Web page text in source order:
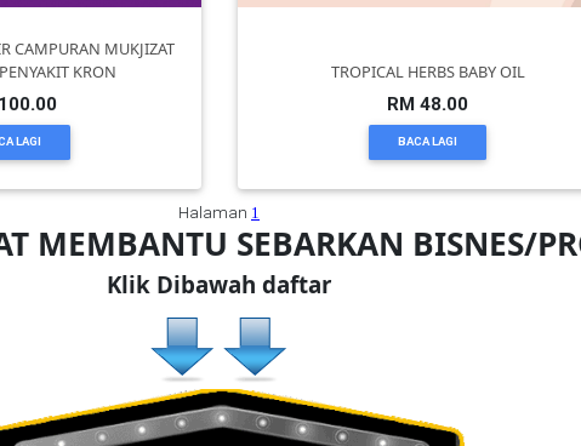
CAMPURAN MUKJIZAT
KRON
LAGI
TROPICAL HERBS BABY OIL
RM 48.00
BACA LAGI
Halaman 1
MEMBANTU SEBARKAN BISNES/
Klik Dibawah daftar